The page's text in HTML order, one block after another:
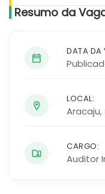
Resumo da
DATA DA
LOCAL:
Aracaju,
CARGO:
Auditor